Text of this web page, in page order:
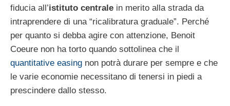
fiducia all’istituto centrale in merito alla strada da
intraprendere di una “ricalibratura graduale”. Perché
per quanto si debba agire con attenzione, Benoit
Coeure non ha torto quando sottolinea che il
quantitative easing non potrà durare per sempre e che
le varie economie necessitano di tenersi in piedi a
prescindere dallo stesso.